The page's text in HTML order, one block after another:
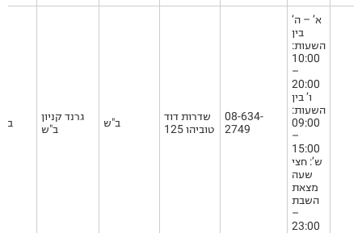
גרנד קניון
ב"ש
ב"ש
שדרות דוד
טוביהו 125
08-634-
2749
א’ – ה’
בין
השעות:
10:00
–
20:00
ו’ בין
השעות:
09:00
–
15:00
ש’: חצי
שעה
מצאת
השבת
–
23:00